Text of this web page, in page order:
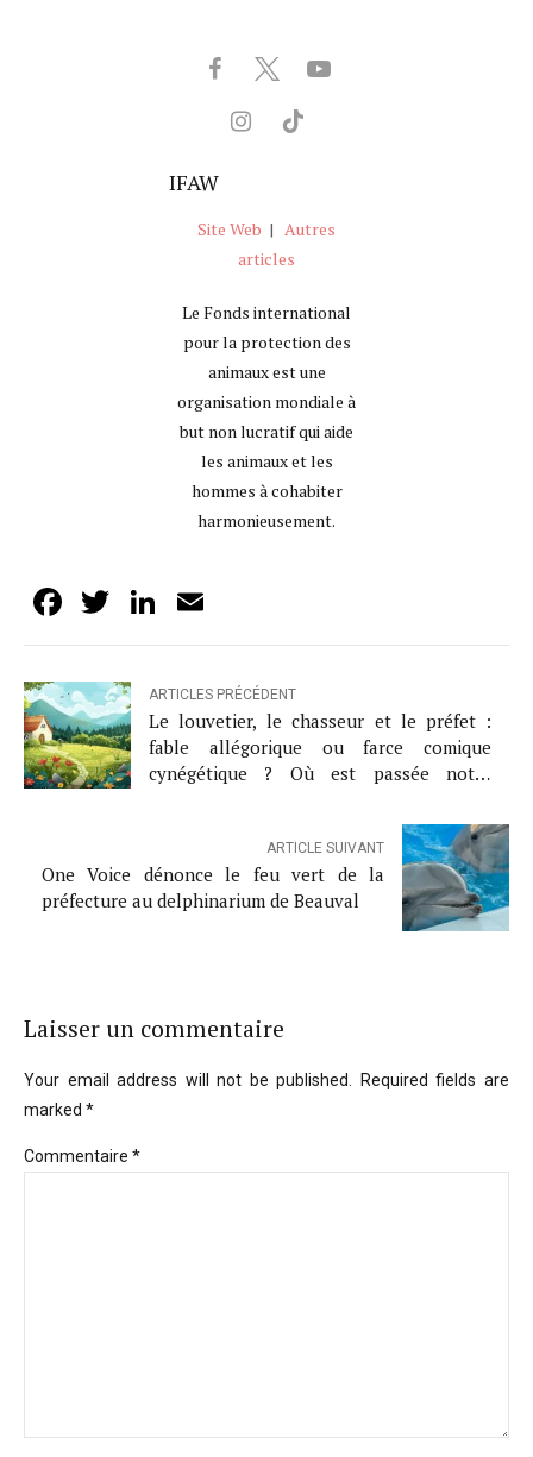
IFAW
Site Web | Autres
articles
Le Fonds international
pour la protection des
animaux est une
organisation mondiale à
but non lucratif qui aide
les animaux et les
hommes à cohabiter
harmonieusement.
Facebook
TwitterLinkedIn
ARTICLES PRÉCÉDENT
Le louvetier, le chasseur et le préfet :
fable allégorique ou farce comique
cynégétique ? Où est passée notre
ARTICLE SUIVANT
One Voice dénonce le feu vert de la
préfecture au delphinarium de Beauval
Laisser un commentaire
Your email address will not be published. Required fields are
marked *
Commentaire *